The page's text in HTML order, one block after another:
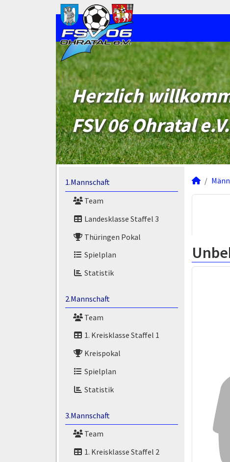
Herzlich
FSV 06 Ohratal e.V.
1.Mannschaft
Team
Landesklasse Staffel 3
Thüringen Pokal
Spielplan
Statistik
2.Mannschaft
Team
1. Kreisklasse Staffel 1
Kreispokal
Spielplan
Statistik
3.Mannschaft
Team
1. Kreisklasse Staffel 2